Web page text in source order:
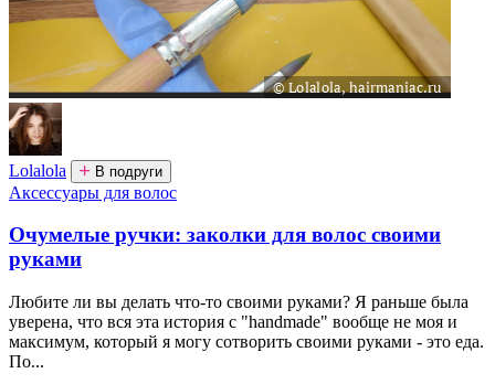
Lolalola В подруги
Аксессуары для волос
Очумелые ручки: заколки для волос своими
руками
Любите ли вы делать что-то своими руками? Я раньше была
уверена, что вся эта история с "handmade" вообще не моя и
максимум, который я могу сотворить своими руками - это еда.
По...